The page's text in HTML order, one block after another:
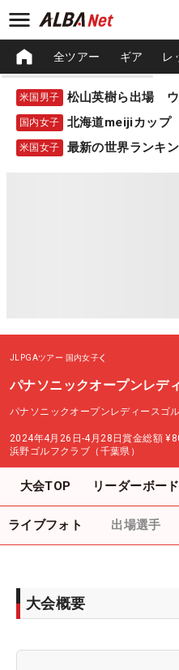
全ツアー ギア レ
米国男子
国内女子 北海道meijiカップ
米国女子 最新の世界ランキ
JLPGAツアー 国内女子
パナソニックオープンレデ
パナソニックオープンレディースゴ
2024年4月26日-4月28日賞金総額
浜野ゴルフクラブ（千葉県）
大会TOP リーダーボード
ライブフォト 出場選手
大会概要